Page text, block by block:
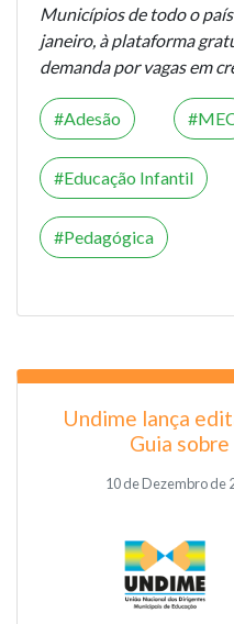
Municípios de todo o
janeiro, à plataforma
demanda por vagas em
Adesão
Educação Infantil
Pedagógica
Undime lança
Guia
10 de Dezembro de